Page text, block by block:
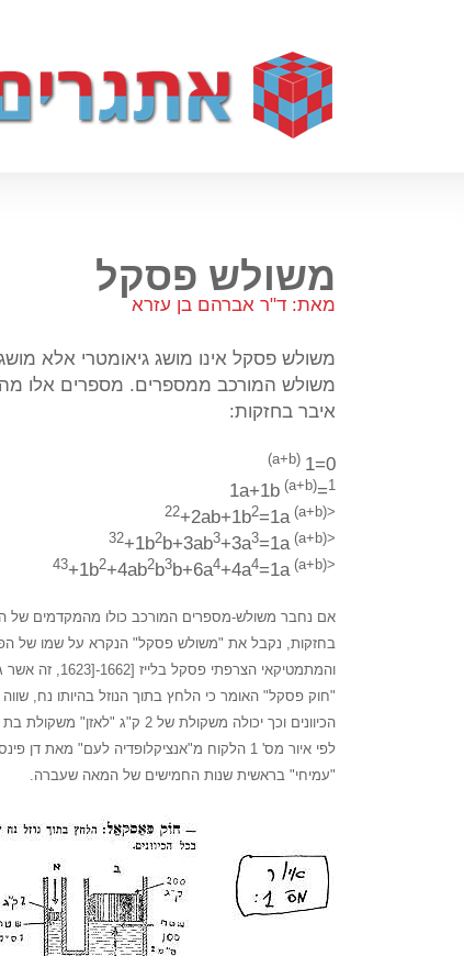
משולש פסקל
מאת: ד"ר אברהם בן עזרא
משולש פסקל אינו מושג גיאומטרי אלא
משולש המורכב ממספרים. מספרים אלו
איבר בחזקות:
0=1
(a+b)
1
=1a+1b
(a+b)
<22
+2ab+1b2=1a (a+b)
<32
+1b2b+3ab3+3a3=1a (a+b)
<43
+1b2+4ab2b3b+6a4+4a4=1a (a+b)
אם נחבר משולש-מספרים המורכב כולו מהמקדמים של
בחזקות, נקבל את "משולש פסקל" הנקרא על שמו של
והמתמטיקאי הצרפתי פסקל בלייז [1662-[1623, זה אשר גם ניסח את
"חוק פסקל" האומר כי הלחץ בתוך הנוזל בהיותו נח,
הכיוונים וכך יכולה משקולת של 2 ק"ג "לאזן" משקולת בת 200 ק"ג,
לפי איור מס' 1 הלקוח מ"אנציקלופדיה לעם" מאת דן פינס בהוצאת
"עמיחי" בראשית שנות החמישים של המאה שעברה.